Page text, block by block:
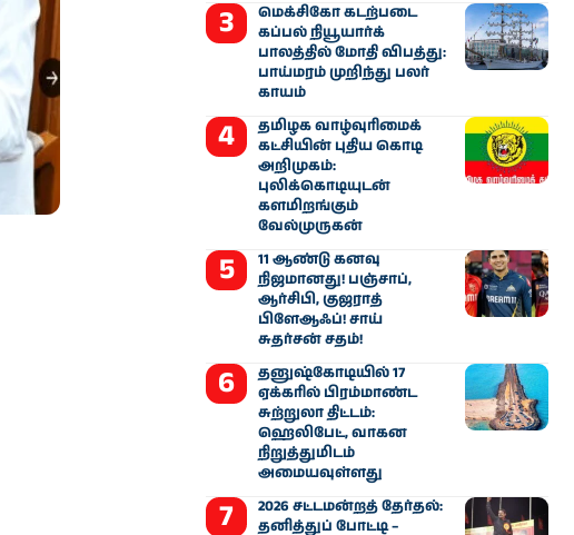
மெக்சிகோ கடற்படை
கப்பல் நியூயார்க்
பாலத்தில் மோதி விபத்து:
பாய்மரம் முறிந்து பலர்
காயம்
தமிழக வாழ்வுரிமைக்
கட்சியின் புதிய கொடி
அறிமுகம்:
புலிக்கொடியுடன்
களமிறங்கும்
வேல்முருகன்
11 ஆண்டு கனவு
நிஜமானது! பஞ்சாப்,
ஆர்சிபி, குஜராத்
பிளேஆஃப்! சாய்
சுதர்சன் சதம்!
தனுஷ்கோடியில் 17
ஏக்கரில் பிரம்மாண்ட
சுற்றுலா திட்டம்:
ஹெலிபேட், வாகன
நிறுத்துமிடம்
அமையவுள்ளது
2026 சட்டமன்றத் தேர்தல்:
தனித்துப் போட்டி –